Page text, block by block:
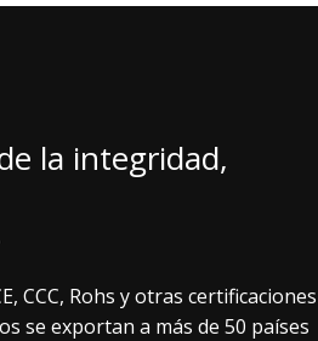
la integridad,
Rohs y otras
se exportan a más de 50 países